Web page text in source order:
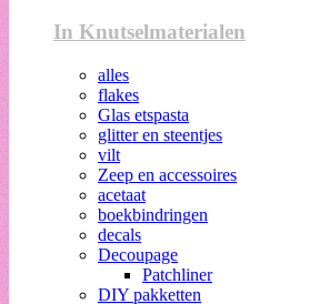
In Knutselmaterialen
alles
flakes
Glas etspasta
glitter en steentjes
vilt
Zeep en accessoires
acetaat
boekbindringen
decals
Decoupage
Patchliner
DIY pakketten